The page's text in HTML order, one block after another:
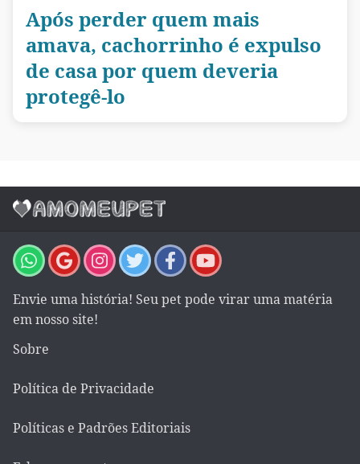
Após perder quem mais
amava, cachorrinho é expulso
de casa por quem deveria
protegê-lo
Envie uma história! Seu pet pode virar uma matéria
em nosso site!
Sobre
Política de Privacidade
Políticas e Padrões Editoriais